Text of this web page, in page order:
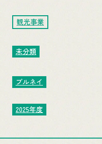
観光事業
未分類
ブルネイ
2025年度